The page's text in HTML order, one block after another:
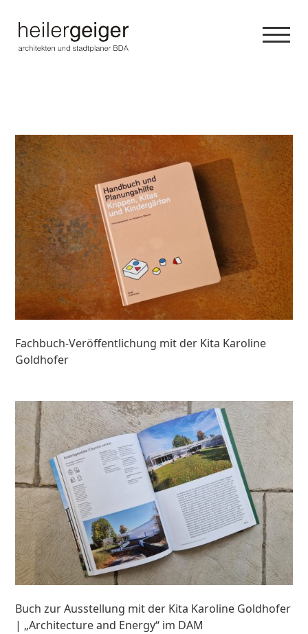
Fachbuch-Veröffentlichung mit der Kita Karoline
Goldhofer
Buch zur Ausstellung mit der Kita Karoline Goldhofer
| „Architecture and Energy“ im DAM